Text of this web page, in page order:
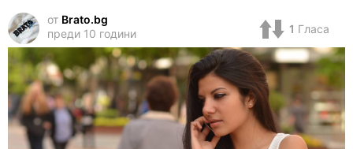
от Brato.bg
преди 10 години
1 Гласа